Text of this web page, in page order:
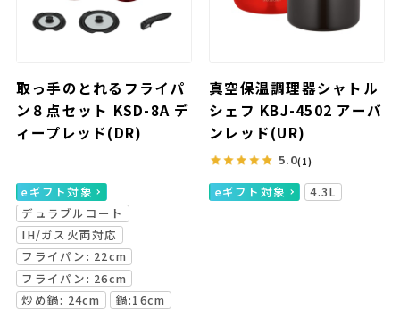
取っ手のとれるフライパ
ン８点セット KSD-8A デ
ィープレッド(DR)
eギフト対象
デュラブルコート
IH/ガス火両対応
フライパン: 22cm
フライパン: 26cm
炒め鍋: 24cm
鍋:16cm
真空保温調理器シャトル
シェフ KBJ-4502 アーバ
ンレッド(UR)
5.0(1)
eギフト対象 4.3L